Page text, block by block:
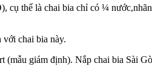
thể là chai bia chỉ có ¼
chai bia này.
giám định). Nắp chai bia Sài